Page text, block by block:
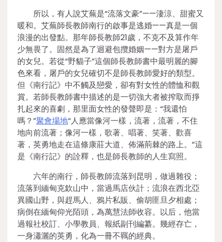
所以，有人說艾蕪是“流落文豪”——淒涼、甜蜜又
暖和。艾蕪師長教師南行的啟事是逃婚——真是一個
浪漫的出發點。那年師長教師21歲，不克不及算作年
少無畏了。固然是為了迴避包攬婚姻——對方是屠戶
的女兒。若從“野貓子”這個師長教師書中最明麗的腳
色來看，屠戶的女兒確切不是師長教師愛好的類型。
但《南行記》中不觸及戀愛，卻有對女性的體恤和觀
賞。若師長教師書中描述的是一切強大者被搾取而掙
扎起來的喜劇，那里面女性的發聲即是：“我還怕
嗎？”聚會場地“人應當像河一樣，流著，流著，不住
地向前流著；像河一樣，歌著、唱著、笑著、歡喜
著，英勇地走在這條康莊大道、佈滿荊棘的路上。”這
是《南行記》的詮釋，也是師長教師的人生寫照。
六年的南行，師長教師流落到昆明，做過雜役；
流落到緬甸克欽山中，當過馬店伙計；流浪在西北亞
異國山野，與趕馬人、鴉片私販、偷胡匪旦夕相處；
病倒在緬甸仰光陌頭，為萬慧法師收容。以后，他當
過報社校訂、小學教員、報紙副刊編纂。幾經存亡，
一身瀟灑的英勇，化為一冊不羈的經典。